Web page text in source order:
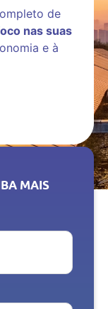
de
nas suas
e à
MAIS